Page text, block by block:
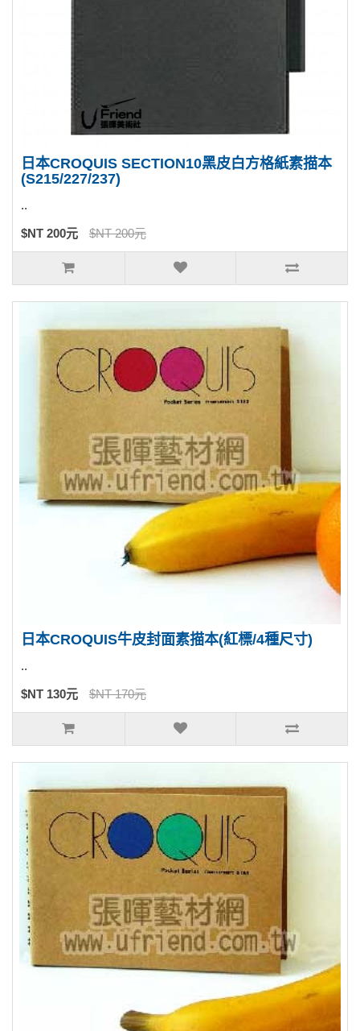
日本CROQUIS SECTION10黑皮白方格紙素描本
(S215/227/237)
..
$NT 200元 $NT 200元
日本CROQUIS牛皮封面素描本(紅標/4種尺寸)
..
$NT 130元 $NT 170元